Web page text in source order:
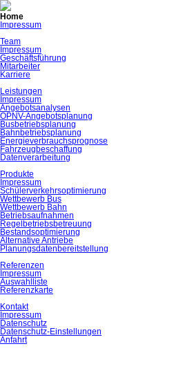
Navigation
überspringen
Home
Impressum
Team
Impressum
Geschäftsführung
Mitarbeiter
Karriere
Leistungen
Impressum
Angebotsanalysen
ÖPNV-Angebotsplanung
Busbetriebsplanung
Bahnbetriebsplanung
Energieverbrauchsprognose
Fahrzeugbeschaffung
Datenverarbeitung
Produkte
Impressum
Schülerverkehrsoptimierung
Wettbewerb Bus
Wettbewerb Bahn
Betriebsaufnahmen
Regelbetriebsbetreuung
Bestandsoptimierung
Alternative Antriebe
Planungsdatenbereitstellung
Referenzen
Impressum
Auswahlliste
Referenzkarte
Kontakt
Impressum
Datenschutz
Datenschutz-Einstellungen
Anfahrt